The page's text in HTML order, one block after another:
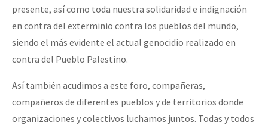
presente, así como toda nuestra solidaridad e indignación
en contra del exterminio contra los pueblos del mundo,
siendo el más evidente el actual genocidio realizado en
contra del Pueblo Palestino.
Así también acudimos a este foro, compañeras,
compañeros de diferentes pueblos y de territorios donde
organizaciones y colectivos luchamos juntos. Todas y todos